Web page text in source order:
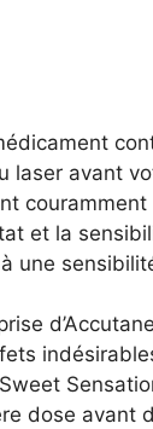
laser avant
et la
une
dose avant